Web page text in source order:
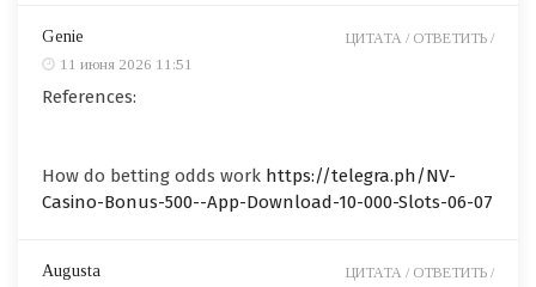
Genie
11 июня 2026 11:51
References:
How do betting odds work https://telegra.ph/NV-
Casino-Bonus-500--App-Download-10-000-Slots-06-07
ЦИТАТА / ОТВЕТИТЬ /
Augusta
ЦИТАТА / ОТВЕТИТЬ /